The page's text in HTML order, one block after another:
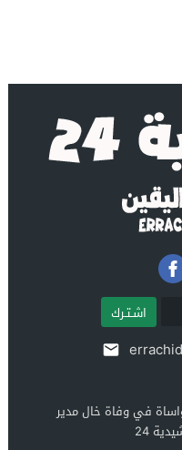
اشـتـرك
في وفاة خال مدير
24